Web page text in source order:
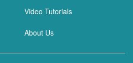
Video Tutorials
About Us